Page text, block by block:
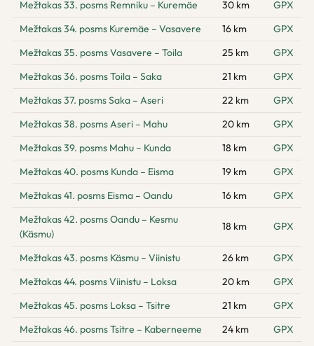
Mežtakas 33. posms Remniku – Kuremäe
30 km
GPX
Mežtakas 34. posms Kuremäe – Vasavere
16 km
GPX
Mežtakas 35. posms Vasavere – Toila
25 km
GPX
Mežtakas 36. posms Toila – Saka
21 km
GPX
Mežtakas 37. posms Saka – Aseri
22 km
GPX
Mežtakas 38. posms Aseri – Mahu
20 km
GPX
Mežtakas 39. posms Mahu – Kunda
18 km
GPX
Mežtakas 40. posms Kunda – Eisma
19 km
GPX
Mežtakas 41. posms Eisma – Oandu
16 km
GPX
Mežtakas 42. posms Oandu – Kesmu
(Käsmu)
18 km GPX
Mežtakas 43. posms Käsmu – Viinistu 26 km
GPX
Mežtakas 44. posms Viinistu – Loksa
20 km
GPX
Mežtakas 45. posms Loksa – Tsitre
21 km
GPX
Mežtakas 46. posms Tsitre – Kaberneeme
24 km
GPX